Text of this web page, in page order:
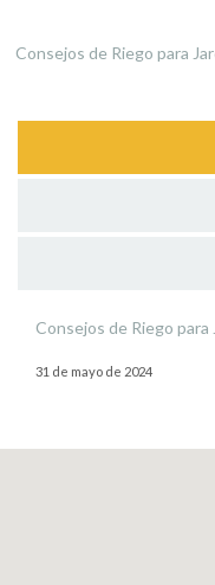
Consejos de Riego para
Consejos de Riego
31 de mayo de 2024